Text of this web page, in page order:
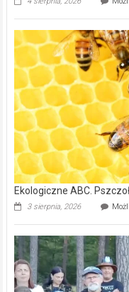
Ekologiczne ABC.
3 sierpnia, 2026